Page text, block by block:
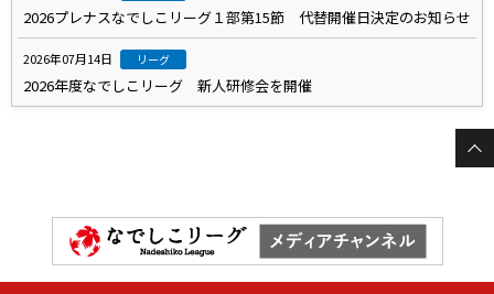
2026プレナスなでしこリーグ１部第15節 代替開催日決定のお知らせ
2026年07月14日 リーグ
2026年度なでしこリーグ 新人研修会を開催